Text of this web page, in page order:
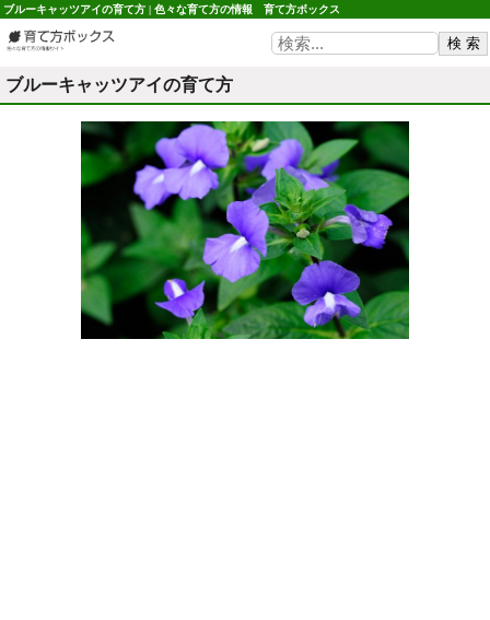
ブルーキャッツアイの育て方 | 色々な育て方の情報 育て方ボックス
ブルーキャッツアイの育て方